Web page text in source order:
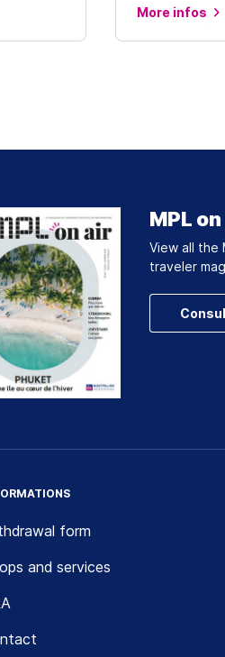
More infos
MPL
View all the
traveler
form
and services